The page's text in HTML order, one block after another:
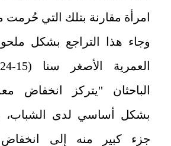
امرأة مقارنة بتلك التي حُرمت
وجاء هذا التراجع بشكل
الباحثان "يتركز انخفاض
بشكل أساسي لدى الشباب،
جزء كبير منه إلى انخفاض